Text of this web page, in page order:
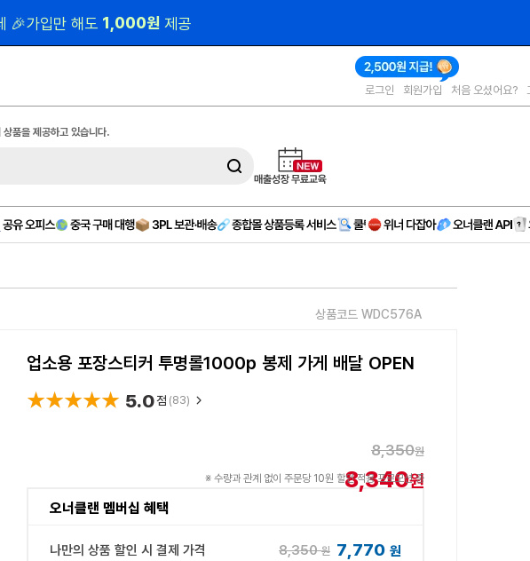
🎉가입만 해도 1,000원 제공
로그인 회원가입 처음 오셨어요?
상품을 제공하고 있습니다.
상품코드 WDC576A
업소용 포장스티커 투명롤1000p 봉제 가게 배달 OPEN
★★★★★
★★★★★ 5.0점 (83)
8,350원
8,340원
※ 수량과 관계 없이 주문당 10원 할인 적용 프로모션 중
오너클랜 멤버십 혜택
나만의 상품 할인 시 결제 가격 8,350원 7,770 원